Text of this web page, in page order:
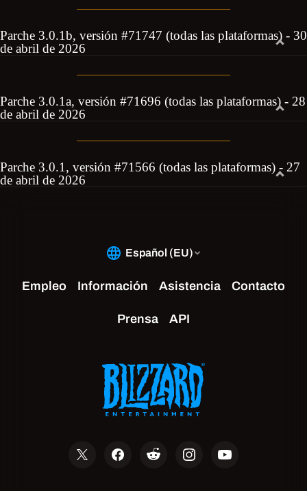
Parche 3.0.1b, versión #71747 (todas las plataformas) - 30
de abril de 2026
Parche 3.0.1a, versión #71696 (todas las plataformas) - 28
de abril de 2026
Parche 3.0.1, versión #71566 (todas las plataformas) - 27
de abril de 2026